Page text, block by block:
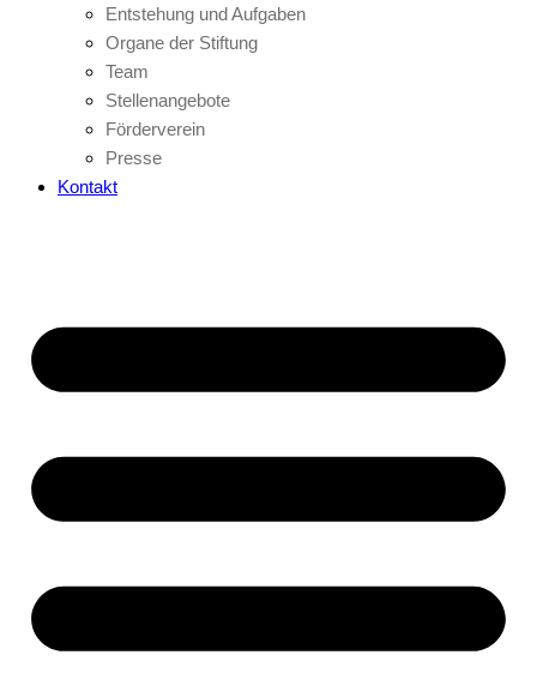
Entstehung und Aufgaben
Organe der Stiftung
Team
Stellenangebote
Förderverein
Presse
Kontakt